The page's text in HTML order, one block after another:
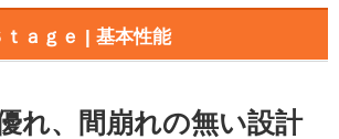
ａｇｅ | 基本性能
れ、間崩れの無い設計